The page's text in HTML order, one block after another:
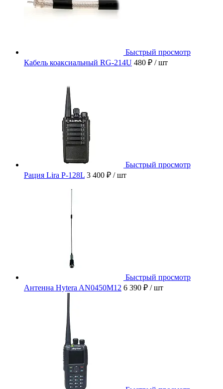
Быстрый просмотр
Кабель коаксиальный RG-214U 480 ₽ / шт
Быстрый просмотр
Рация Lira P-128L 3 400 ₽ / шт
Быстрый просмотр
Антенна Hytera AN0450M12 6 390 ₽ / шт